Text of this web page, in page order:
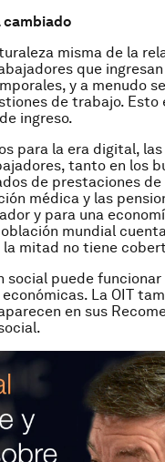
cambiado
misma de la
que
y a menudo
de trabajo. Esto
ingreso.
para la era digital,
tanto en los
de prestaciones de
médica y las
y para una
mundial
mitad no tiene
puede
. La OIT
en sus